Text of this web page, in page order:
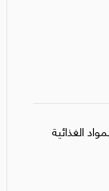
الغذائية